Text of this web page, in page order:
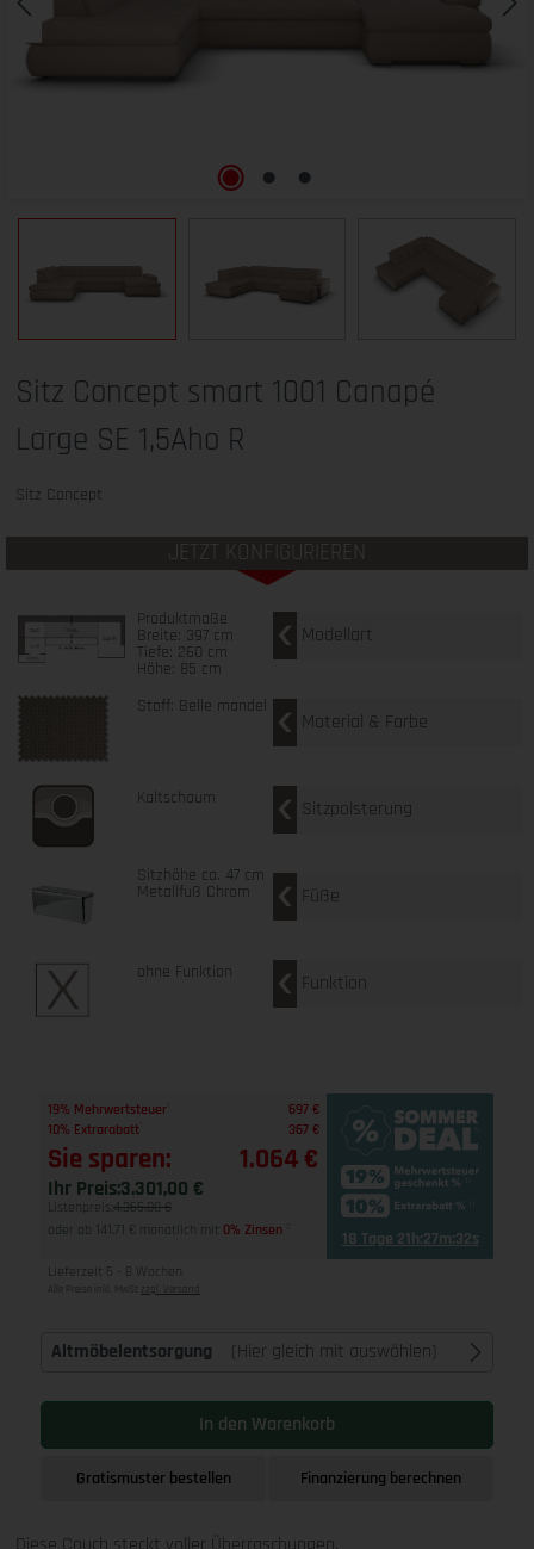
Sitz Concept smart 1001 Canapé
Large SE 1,5Aho R
Sitz Concept
JETZT KONFIGURIEREN
Produktmaße
Breite: 397 cm
Tiefe: 260 cm
Höhe: 85 cm
Modellart
Stoff: Belle mandel
Material & Farbe
Kaltschaum Sitzpolsterung
Sitzhöhe ca. 47 cm
Metallfuß Chrom Füße
ohne Funktion Funktion
19% Mehrwertsteuer
697 €
10% Extrarabatt
367 €
Sie sparen: 1.064 €
Ihr Preis:3.301,00 €
Listenpreis: 4.365,00 €
oder ab 141,71 € monatlich mit 0% Zinsen 18 Tage 21h:27m:31s
Lieferzeit 6 - 8 Wochen
Alle Preise inkl. MwSt zzgl. Versand
Altmöbelentsorgung (Hier gleich mit auswählen)
In den Warenkorb
Gratismuster bestellen Finanzierung berechnen